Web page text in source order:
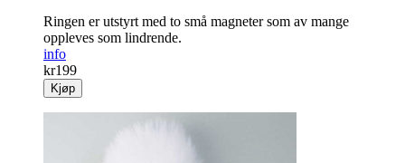
Ringen er utstyrt med to små magneter som av mange
oppleves som lindrende.
info
kr199
Kjøp